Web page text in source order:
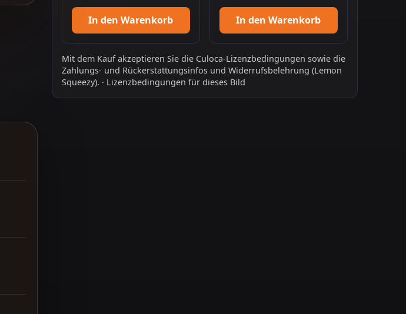
In den Warenkorb In den Warenkorb
Mit dem Kauf akzeptieren Sie die Culoca-Lizenzbedingungen sowie die
Zahlungs- und Rückerstattungsinfosund Widerrufsbelehrung (Lemon
Squeezy). · Lizenzbedingungen für dieses Bild